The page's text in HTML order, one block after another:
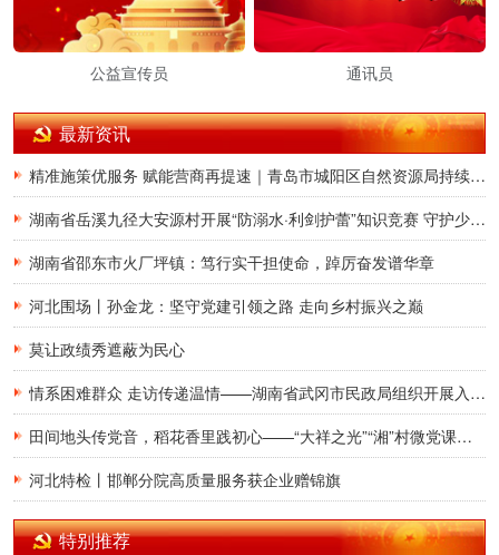
公益宣传员 通讯员
最新资讯
精准施策优服务 赋能营商再提速｜青岛市城阳区自然资源局持续升级不动产登记涉企服务 跑出改革加速度
湖南省岳溪九径大安源村开展“防溺水·利剑护蕾”知识竞赛 守护少年儿童平安暑假
湖南省邵东市火厂坪镇：笃行实干担使命，踔厉奋发谱华章
河北围场丨孙金龙：坚守党建引领之路 走向乡村振兴之巅
莫让政绩秀遮蔽为民心
情系困难群众 走访传递温情——湖南省武冈市民政局组织开展入户走访慰问活动
田间地头传党音，稻花香里践初心——“大祥之光”“湘”村微党课宣讲团走进湖南省邵阳市大祥区罗市镇和平村
河北特检丨邯郸分院高质量服务获企业赠锦旗
特别推荐